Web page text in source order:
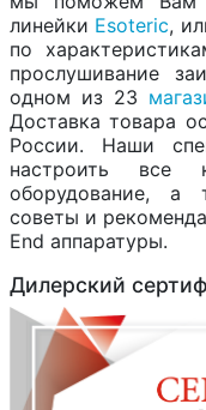
линейки Esoteric,
по
прослушивание
одном из 23
Доставка товара
России. Наши
настроить все
оборудование, а
советы и
End аппаратуры.
Дилерский